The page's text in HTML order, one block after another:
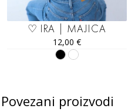
♡ IRA | MAJICA
12,00 €
Povezani proizvodi